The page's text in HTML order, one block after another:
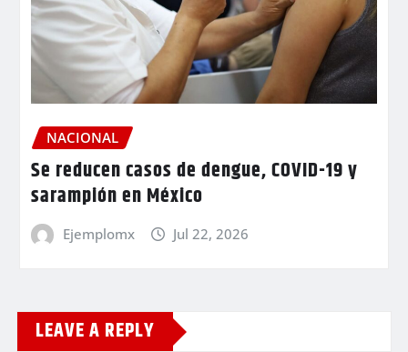
NACIONAL
Se reducen casos de dengue, COVID-19 y
sarampión en México
Ejemplomx Jul 22, 2026
LEAVE A REPLY